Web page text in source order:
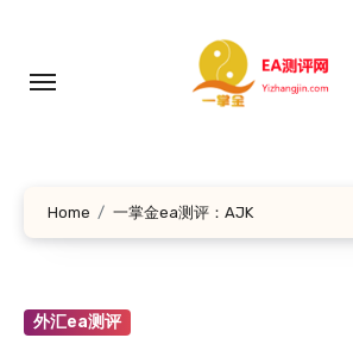
Home 一掌金ea测评：AJK
外汇ea测评